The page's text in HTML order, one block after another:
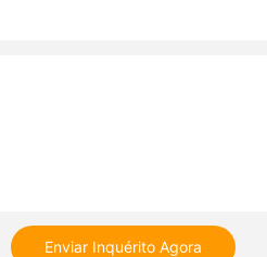
Enviar Inquérito Agora